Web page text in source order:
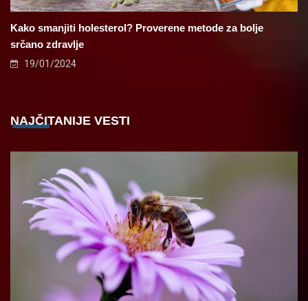
Kako smanjiti holesterol? Proverene metode za bolje
srčano zdravlje
19/01/2024
NAJČITANIJE VESTI